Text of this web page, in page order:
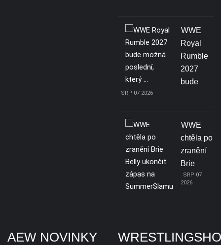
WWE
Royal
Rumble
2027
bude
SRP 07 2026
WWE
chtěla po
zranění
Brie
SRP 07
2026
AEW NOVINKY